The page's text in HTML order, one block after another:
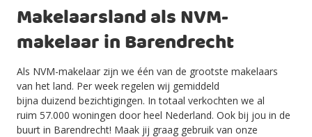
Makelaarsland als NVM-
makelaar in Barendrecht
Als NVM-makelaar zijn we één van de grootste makelaars
van het land. Per week regelen wij gemiddeld
bijna duizend bezichtigingen. In totaal verkochten we al
ruim 57.000 woningen door heel Nederland. Ook bij jou in de
buurt in Barendrecht! Maak jij graag gebruik van onze